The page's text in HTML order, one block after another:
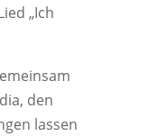
„Ich
den
lassen